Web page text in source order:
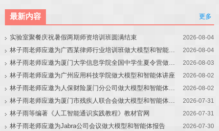
最新内容 更多
实验室聚餐庆祝暑假两期师资培训班圆满结束 2026-08-04
林子雨老师应邀为广西某律师行业培训班做大模型和智能体讲座 2026-08-04
林子雨老师应邀为厦门大学信息学院全国中学生夏令营做大模型讲座 2026-08-03
林子雨老师应邀为广州应用科技学院做大模型和智能体讲座 2026-08-02
林子雨老师应邀为人保财险厦门分公司做大模型和智能体讲座 2026-08-02
林子雨老师应邀为厦门市残疾人联合会做大模型和智能体讲座 2026-07-31
林子雨等编著《人工智能通识实践教程》教材官网 2026-07-31
林子雨老师应邀为Jabra公司会议做大模型和智能体报告 2026-07-30